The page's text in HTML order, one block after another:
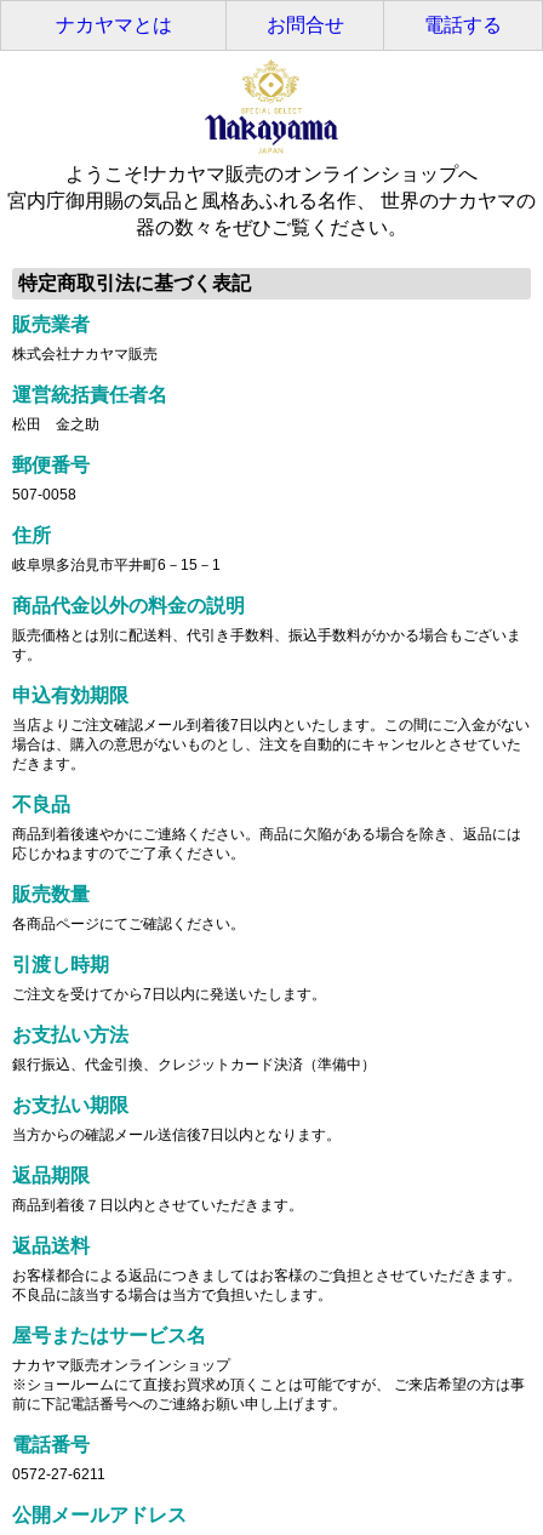
ナカヤマとは お問合せ 電話する
ようこそ!ナカヤマ販売のオンラインショップへ
宮内庁御用賜の気品と風格あふれる名作、 世界のナカヤマの
器の数々をぜひご覧ください。
特定商取引法に基づく表記
販売業者
株式会社ナカヤマ販売
運営統括責任者名
松田 金之助
郵便番号
507-0058
住所
岐阜県多治見市平井町6－15－1
商品代金以外の料金の説明
販売価格とは別に配送料、代引き手数料、振込手数料がかかる場合もございま
す。
申込有効期限
当店よりご注文確認メール到着後7日以内といたします。この間にご入金がない
場合は、購入の意思がないものとし、注文を自動的にキャンセルとさせていた
だきます。
不良品
商品到着後速やかにご連絡ください。商品に欠陥がある場合を除き、返品には
応じかねますのでご了承ください。
販売数量
各商品ページにてご確認ください。
引渡し時期
ご注文を受けてから7日以内に発送いたします。
お支払い方法
銀行振込、代金引換、クレジットカード決済（準備中）
お支払い期限
当方からの確認メール送信後7日以内となります。
返品期限
商品到着後７日以内とさせていただきます。
返品送料
お客様都合による返品につきましてはお客様のご負担とさせていただきます。
不良品に該当する場合は当方で負担いたします。
屋号またはサービス名
ナカヤマ販売オンラインショップ
※ショールームにて直接お買求め頂くことは可能ですが、 ご来店希望の方は事
前に下記電話番号へのご連絡お願い申し上げます。
電話番号
0572-27-6211
公開メールアドレス